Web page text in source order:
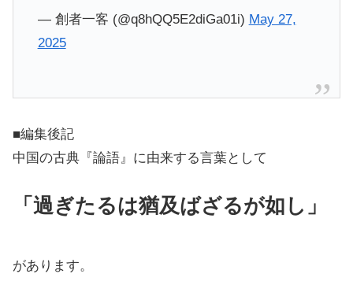
— 創者一客 (@q8hQQ5E2diGa01i) May 27,
2025
■編集後記
中国の古典『論語』に由来する言葉として
「過ぎたるは猶及ばざるが如し」
があります。